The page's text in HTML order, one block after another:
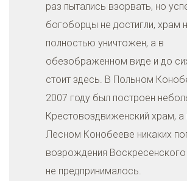
раз пытались взорвать, но
богоборцы не достигли, храм
полностью уничтожен, а в
обезображенном виде и до
стоит здесь. В Польном
2007 году был построен
Крестовоздвиженский храм, а
Лесном Конобееве никаких
возрождения
не предпринималось.